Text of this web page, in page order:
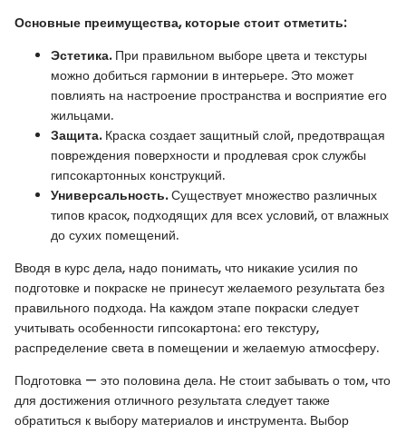
Основные преимущества, которые стоит отметить:
Эстетика.При правильном выборе цвета и текстуры
можно добиться гармонии в интерьере. Это может
повлиять на настроение пространства и восприятие его
жильцами.
Защита.Краска создает защитный слой, предотвращая
повреждения поверхности и продлевая срок службы
гипсокартонных конструкций.
Универсальность.Существует множество различных
типов красок, подходящих для всех условий, от влажных
до сухих помещений.
Вводя в курс дела, надо понимать, что никакие усилия по
подготовке и покраске не принесут желаемого результата без
правильного подхода. На каждом этапе покраски следует
учитывать особенности гипсокартона: его текстуру,
распределение света в помещении и желаемую атмосферу.
Подготовка — это половина дела. Не стоит забывать о том, что
для достижения отличного результата следует также
обратиться к выбору материалов и инструмента. Выбор